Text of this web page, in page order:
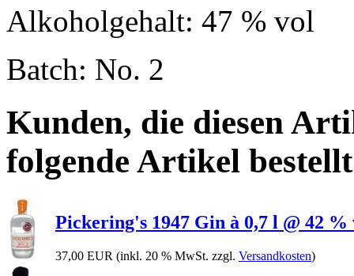
Alkoholgehalt: 47 % vol
Batch: No. 2
Kunden, die diesen
folgende Artikel
Pickering's 1947 Gin à 0,7 l @ 42 %
37,00 EUR (inkl. 20 % MwSt. zzgl. Versandkosten)